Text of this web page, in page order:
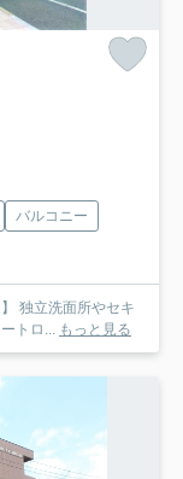
バルコニー
トロ... もっと見る